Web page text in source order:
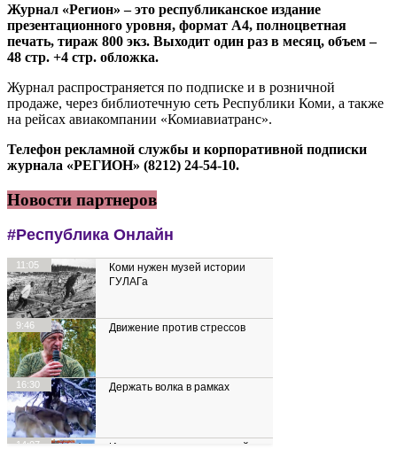
Журнал «Регион» – это республиканское издание
презентационного уровня, формат А4, полноцветная
печать, тираж 800 экз. Выходит один раз в месяц, объем –
48 стр. +4 стр. обложка.
Журнал распространяется по подписке и в розничной
продаже, через библиотечную сеть Республики Коми, а также
на рейсах авиакомпании «Комиавиатранс».
Телефон рекламной службы и корпоративной подписки
журнала «РЕГИОН» (8212) 24-54-10.
Новости партнеров